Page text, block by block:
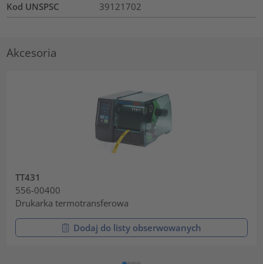
Kod UNSPSC
39121702
Akcesoria
TT431
556-00400
Drukarka termotransferowa
Dodaj do listy obserwowanych